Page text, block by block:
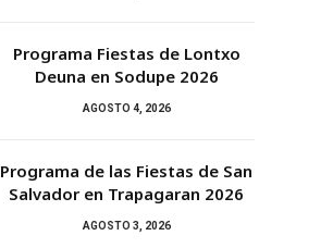
Programa Fiestas de Lontxo
Deuna en Sodupe 2026
AGOSTO 4, 2026
Programa de las Fiestas de San
Salvador en Trapagaran 2026
AGOSTO 3, 2026